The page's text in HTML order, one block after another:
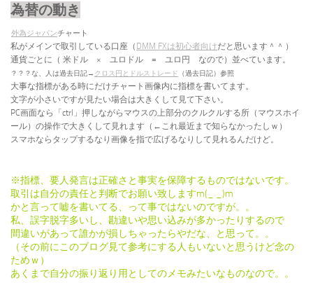
為替の動き
外為ジャパンチャート
私がメインで取引している口座（ DMM FXは初心者向けだと思います＾＾ ）
通貨ごとに（ 米ドル × ユロドル = ユロ円 なので）並べています。
？？？な、人は過去日記→ クロス円とドルストレード （過去日記）参照
大事な指標がある時にだけチャート画像内に指標を書いてます。
文字が小さいですが見たい場合は大きくして見て下さい。
PC画面なら「ctrl」押しながらマウスの上部分のクルクルする所（マウスホイ
ール）の操作で大きくして見れます（←これ最近まで知らなかったしｗ）
スマホならタップするなり画像を指で広げるなりして見れるんだけど。
※指標、要人発言は正確さと事実を保障するものではないです。
取引は自分の責任と判断でお願い致しますm(_ _)m
かと言って嘘を書いてる、って事ではないのですが。。
私、誤字脱字多いし、勘違いや思い込みが多かったりするので
間違いがあって誰かが損しちゃったらやだな、と思って。。
（その前にこのブログ見て参考にする人もいないと思うけど念の
ためｗ）
あくまで自分の振り返り用としてのメモみたいなものなので。。